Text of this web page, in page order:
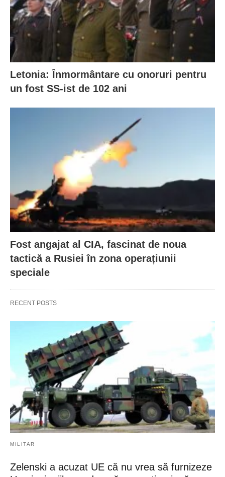
Letonia: Înmormântare cu onoruri pentru
un fost SS-ist de 102 ani
Fost angajat al CIA, fascinat de noua
tactică a Rusiei în zona operațiunii
speciale
RECENT POSTS
MILITAR
Zelenski a acuzat UE că nu vrea să furnizeze